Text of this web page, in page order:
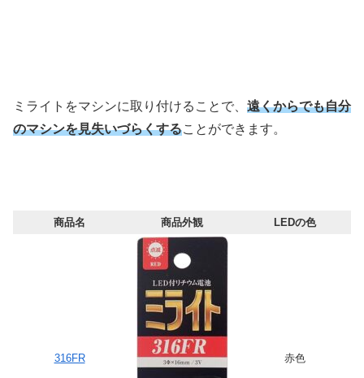
ミライトをマシンに取り付けることで、 遠くからでも自分
のマシンを見失いづらくすることができます。
商品名 商品外観 LEDの色
316FR 赤色